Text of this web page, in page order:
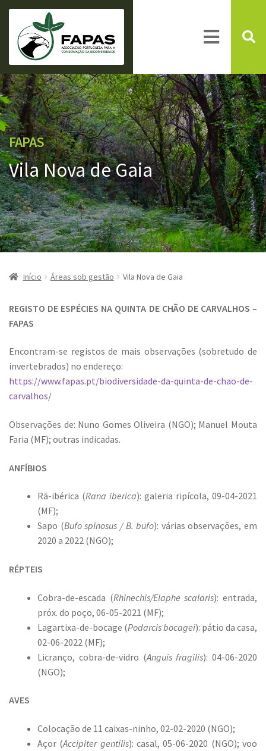
FAPAS
Vila Nova de Gaia
Início Áreas sob gestão Vila Nova de Gaia
REGISTO DE ESPÉCIES NA QUINTA DE CHÃO DE CARVALHOS –
FAPAS
Encontram-se registos de mais observações (sobretudo de
invertebrados) no endereço:
https://www.fapas.pt/biodiversidade-da-quinta-de-chao-de-
carvalhos/
Observações de: Nuno Gomes Oliveira (NGO); Manuel Mouta
Faria (MF); outras indicadas.
ANFÍBIOS
Rã-ibérica (Rana iberica): galeria ripícola, 09-04-2021
(MF);
Sapo (Bufo spinosus / B. bufo): várias observações, em
2020 a 2022 (NGO);
RÉPTEIS
Cobra-de-escada (Rhinechis/Elaphe scalaris): entrada,
próx. do poço, 06-05-2021 (MF);
Lagartixa-de-bocage (Podarcis bocagei): pátio da casa,
02-06-2022 (MF);
Licranço, cobra-de-vidro (Anguis fragilis): 04-06-2020
(NGO);
AVES
Colocação de 11 caixas-ninho, 02-02-2020 (NGO);
Açor (Accipiter gentilis): casal, 05-06-2020 (NGO); voo